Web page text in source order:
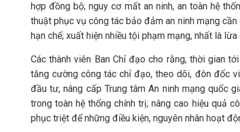
hợp đồng bộ; nguy cơ mất an ninh, an toàn hệ
thuật phục vụ công tác bảo đảm an ninh mạng
hạn chế; xuất hiện nhiều tội phạm mạng, nhất là
Các thành viên Ban Chỉ đạo cho rằng, thời gian
tăng cường công tác chỉ đạo, theo dõi, đôn đốc
đầu tư, nâng cấp Trung tâm An ninh mạng quốc
trong toàn hệ thống chính trị; nâng cao hiệu quả
phục triệt để những điều kiện, nguyên nhân hoạt